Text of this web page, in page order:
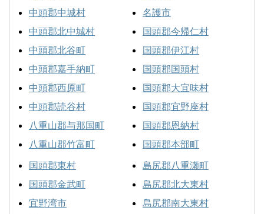
中頭郡中城村
中頭郡北中城村
中頭郡北谷町
中頭郡嘉手納町
中頭郡西原町
中頭郡読谷村
八重山郡与那国町
八重山郡竹富町
名護市
国頭郡今帰仁村
国頭郡伊江村
国頭郡国頭村
国頭郡大宜味村
国頭郡宜野座村
国頭郡恩納村
国頭郡本部町
国頭郡東村
国頭郡金武町
宜野湾市
島尻郡八重瀬町
島尻郡北大東村
島尻郡南大東村